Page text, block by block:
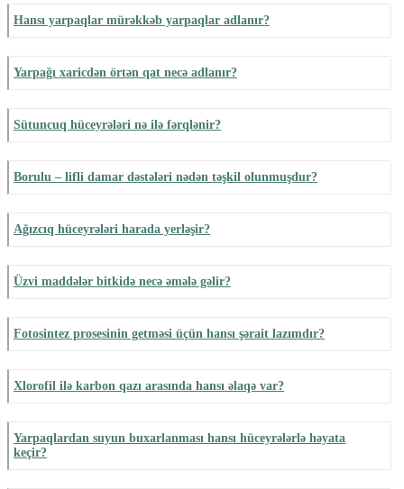
Hansı yarpaqlar mürəkkəb yarpaqlar adlanır?
Yarpağı xaricdən örtən qat necə adlanır?
Sütuncuq hüceyrələri nə ilə fərqlənir?
Borulu – lifli damar dəstələri nədən təşkil olunmuşdur?
Ağızcıq hüceyrələri harada yerləşir?
Üzvi maddələr bitkidə necə əmələ gəlir?
Fotosintez prosesinin getməsi üçün hansı şərait lazımdır?
Xlorofil ilə karbon qazı arasında hansı əlaqə var?
Yarpaqlardan suyun buxarlanması hansı hüceyrələrlə həyata
keçir?